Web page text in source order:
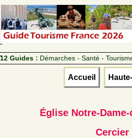
12 Guides : Démarches - Santé -
Accueil
Église Notre-
Cercier